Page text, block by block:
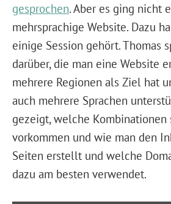
gesprochen. Aber es ging nicht
mehrsprachige Website. Dazu
einige Session gehört. Thomas
darüber, die man eine Website
mehrere Regionen als Ziel hat
auch mehrere Sprachen
gezeigt, welche Kombinationen
vorkommen und wie man den
Seiten erstellt und welche
dazu am besten verwendet.